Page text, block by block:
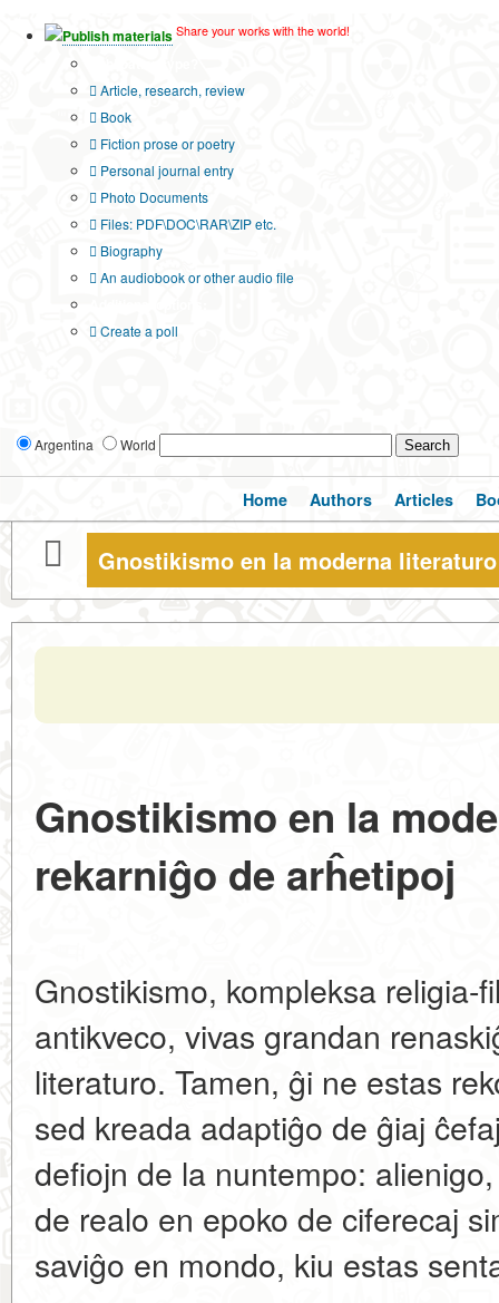
Publish materials Share your works with the world!
Article, research, review
Book
Fiction prose or poetry
Personal journal entry
Photo Documents
Files: PDF\DOC\RAR\ZIP etc.
Biography
An audiobook or other audio file
Create a poll
Argentina World
Home Authors Articles
Gnostikismo en la moderna literaturo
Gnostikismo en la
rekarniĝo de arĥetipoj
Gnostikismo, kompleksa religia-
antikveco, vivas grandan
literaturo. Tamen, ĝi ne estas
sed kreada adaptiĝo de ĝiaj
defiojn de la nuntempo:
de realo en epoko de ciferecaj
saviĝo en mondo, kiu estas